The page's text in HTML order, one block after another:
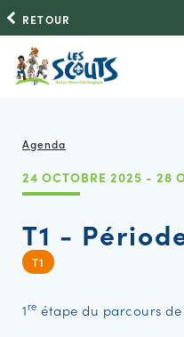
RETOUR
Agenda
24 OCTOBRE 2025 - 28
T1 -
T1
1re étape du parcours